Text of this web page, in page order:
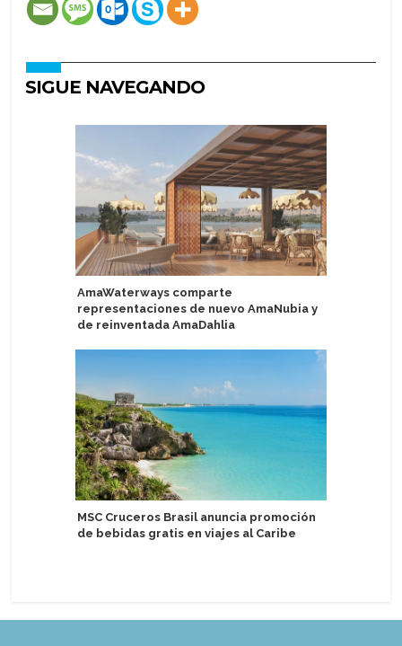
SIGUE NAVEGANDO
AmaWaterways comparte
representaciones de nuevo AmaNubia y
de reinventada AmaDahlia
MSC Cruceros Brasil anuncia promoción
de bebidas gratis en viajes al Caribe